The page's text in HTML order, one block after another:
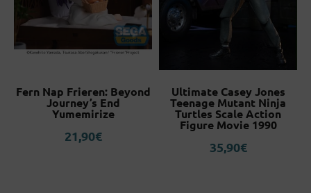
Fern Nap Frieren: Beyond
Journey’s End
Yumemirize
21,90€
Ultimate Casey Jones
Teenage Mutant Ninja
Turtles Scale Action
Figure Movie 1990
35,90€